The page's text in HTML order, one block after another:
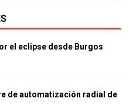
el eclipse desde Burgos
de automatización radial de